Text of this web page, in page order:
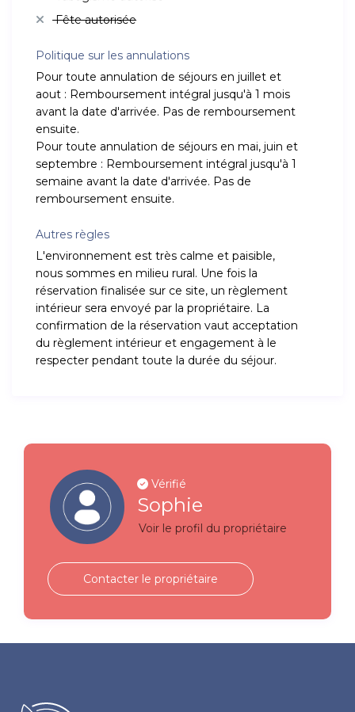
Fête autorisée
Politique sur les annulations
Pour toute annulation de séjours en juillet et
aout : Remboursement intégral jusqu'à 1 mois
avant la date d'arrivée. Pas de remboursement
ensuite.
Pour toute annulation de séjours en mai, juin et
septembre : Remboursement intégral jusqu'à 1
semaine avant la date d'arrivée. Pas de
remboursement ensuite.
Autres règles
L'environnement est très calme et paisible,
nous sommes en milieu rural. Une fois la
réservation finalisée sur ce site, un règlement
intérieur sera envoyé par la propriétaire. La
confirmation de la réservation vaut acceptation
du règlement intérieur et engagement à le
respecter pendant toute la durée du séjour.
Vérifié
Sophie
Voir le profil du propriétaire
Contacter le propriétaire